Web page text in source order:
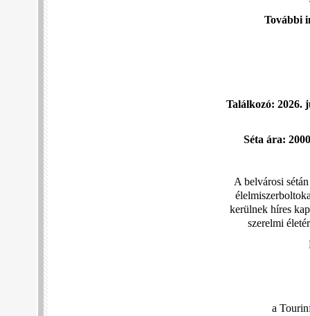
További
Találkozó:
Séta ára:
A belvárosi
kerülnek híres
szerelmi
a